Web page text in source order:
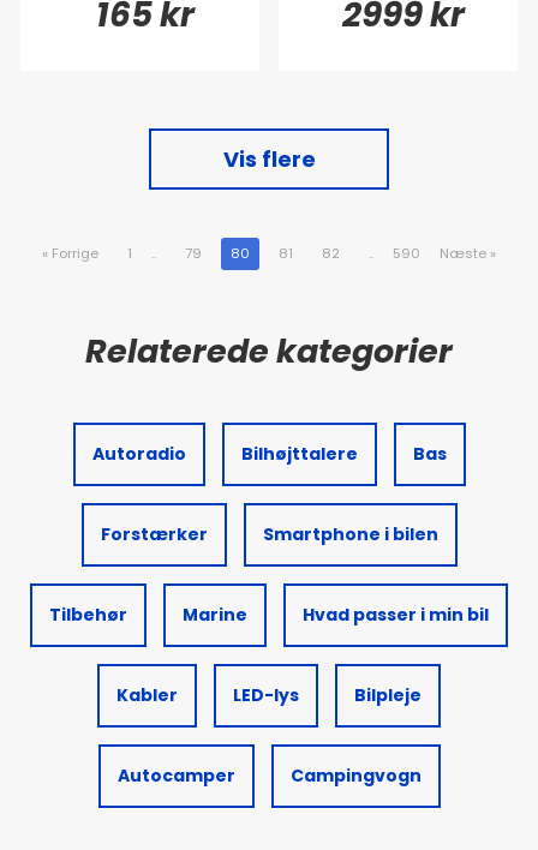
165 kr 2999 kr
Vis flere
« Forrige 1 .. 79 80 81 82 .. 590 Næste »
Autoradio Bilhøjttalere Bas
Forstærker Smartphone i bilen
Tilbehør Marine Hvad passer i min bil
Kabler LED-lys Bilpleje
Autocamper Campingvogn